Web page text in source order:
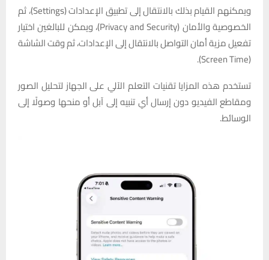
ويمكنهم القيام بذلك بالانتقال إلى تطبيق الإعدادات (Settings)، ثم
الخصوصية والأمان (Privacy and Security)، ويمكن للبالغين اختيار
تفعيل مزية أمان التواصل بالانتقال إلى الإعدادات، ثم وقت الشاشة
(Screen Time).
تستخدم هذه المزايا تقنيات التعلم الآلي على الجهاز لتحليل الصور
ومقاطع الفيديو دون إرسال أي تنبيه إلى آبل أو منحها وصولًا إلى
الوسائط.